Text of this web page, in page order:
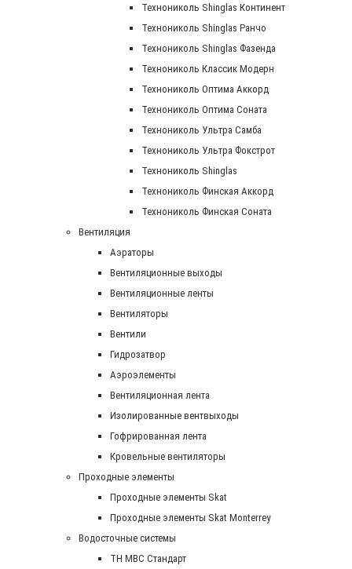
Технониколь Shinglas Континент
Технониколь Shinglas Ранчо
Технониколь Shinglas Фазенда
Технониколь Классик Модерн
Технониколь Оптима Аккорд
Технониколь Оптима Соната
Технониколь Ультра Самба
Технониколь Ультра Фокстрот
Технониколь Shinglas
Технониколь Финская Аккорд
Технониколь Финская Соната
Вентиляция
Аэраторы
Вентиляционные выходы
Вентиляционные ленты
Вентиляторы
Вентили
Гидрозатвор
Аэроэлементы
Вентиляционная лента
Изолированные вентвыходы
Гофрированная лента
Кровельные вентиляторы
Проходные элементы
Проходные элементы Skat
Проходные элементы Skat Monterrey
Водосточные системы
TH MBC Стандарт